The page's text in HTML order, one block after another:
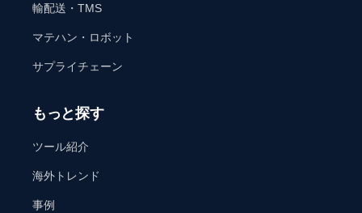
輸配送・TMS
マテハン・ロボット
サプライチェーン
もっと探す
ツール紹介
海外トレンド
事例